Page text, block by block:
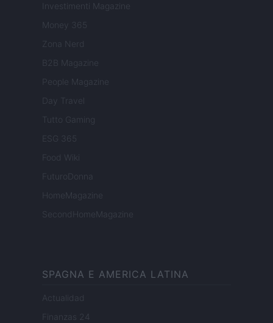
Investimenti Magazine
Money 365
Zona Nerd
B2B Magazine
People Magazine
Day Travel
Tutto Gaming
ESG 365
Food Wiki
FuturoDonna
HomeMagazine
SecondHomeMagazine
SPAGNA E AMERICA LATINA
Actualidad
Finanzas 24